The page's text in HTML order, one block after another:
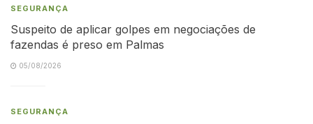
SEGURANÇA
Suspeito de aplicar golpes em negociações de
fazendas é preso em Palmas
05/08/2026
SEGURANÇA